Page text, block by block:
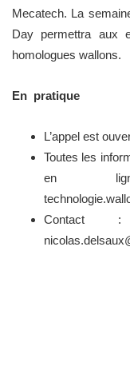
Mecatech. La
Day permettra aux
homologues wallons.
En pratique
L’appel est
Toutes les
en